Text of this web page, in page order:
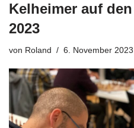
Kelheimer auf
2023
von Roland 6. November 2023